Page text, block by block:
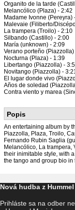
Organito de la tarde
Melancólico (Plaza) - 2:42
Madame Ivonne (Pereyra)
Malevaie (Filiberto/
La trampera (Troilo) - 2:10
Silbando (Castillo) - 2:00
María (unknown) - 2:09
Verano porteño (Piazzolla)
Nocturna (Plaza) - 1:39
Libertango (Piazzolla) -
Novitango (Piazzolla) -
El lugar donde vivo
Años de soledad
Contra viento y marea
Popis
An entertaining album by
Piazzolla, Plaza, Troilo,
Fernando Rubin Saglia
Melancólico, La trampera,
their inimitable style, with
the tango and group bio in
Nová hudba z
Prihláste sa na odber